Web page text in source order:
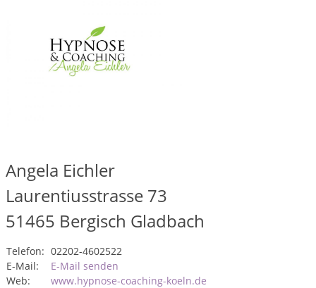
Angela Eichler
Laurentiusstrasse 73
51465 Bergisch Gladbach
Telefon: 02202-4602522
E-Mail:
E-Mail senden
Web:
www.hypnose-coaching-koeln.de